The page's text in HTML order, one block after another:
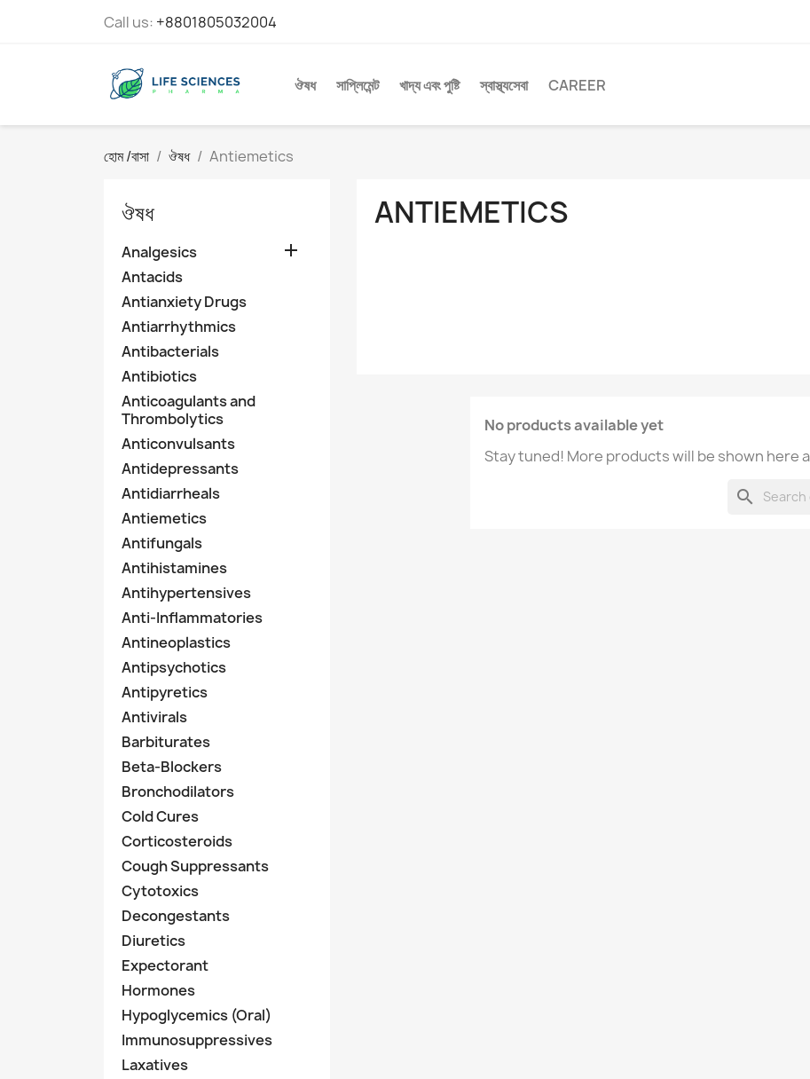
Call us: +8801805032004
ঔষধ সাপ্লিমেন্ট খাদ্য এবং পুষ্টি স্বাস্থ্যসেবা CAREER
হোম /বাসা ঔষধ Antiemetics
ঔষধ
Analgesics 
Antacids
Antianxiety Drugs
Antiarrhythmics
Antibacterials
Antibiotics
Anticoagulants and
Thrombolytics
Anticonvulsants
Antidepressants
Antidiarrheals
Antiemetics
Antifungals
Antihistamines
Antihypertensives
Anti-Inflammatories
Antineoplastics
Antipsychotics
Antipyretics
Antivirals
Barbiturates
Beta-Blockers
Bronchodilators
Cold Cures
Corticosteroids
Cough Suppressants
Cytotoxics
Decongestants
Diuretics
Expectorant
Hormones
Hypoglycemics (Oral)
Immunosuppressives
Laxatives
ANTIEMETICS
No products available yet
Stay tuned! More products will be shown here
search